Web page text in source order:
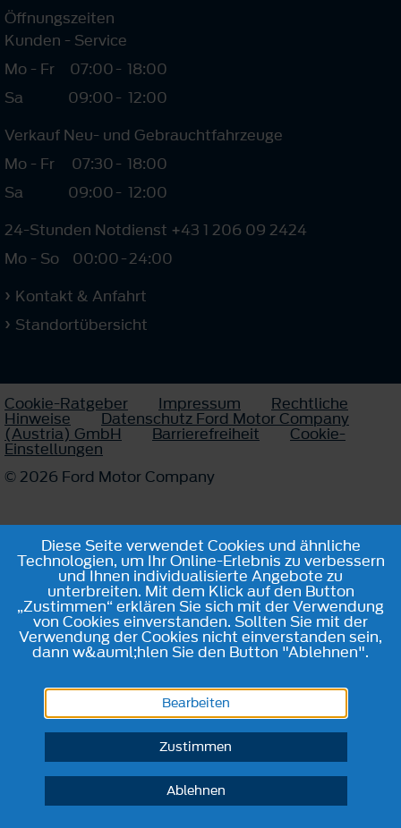
Öffnungszeiten
Kunden - Service
Mo - Fr
07:00- 18:00
Sa
09:00- 12:00
Verkauf Neu- und Gebrauchtfahrzeuge
Mo - Fr
07:30- 18:00
Sa
09:00- 12:00
24-Stunden Notdienst +43 1 206 09 2424
Mo - So
00:00-24:00
Kontakt & Anfahrt
Standortübersicht
Cookie-Ratgeber Impressum Rechtliche
Hinweise Datenschutz Ford Motor Company
(Austria) GmbH Barrierefreiheit Cookie-
Einstellungen
© 2026 Ford Motor Company
Diese Seite verwendet Cookies und ähnliche
Technologien, um Ihr Online-Erlebnis zu verbessern
und Ihnen individualisierte Angebote zu
unterbreiten. Mit dem Klick auf den Button
„Zustimmen“ erklären Sie sich mit der Verwendung
von Cookies einverstanden. Sollten Sie mit der
Verwendung der Cookies nicht einverstanden sein,
dann w&auml;hlen Sie den Button "Ablehnen".
Bearbeiten
Zustimmen
Ablehnen